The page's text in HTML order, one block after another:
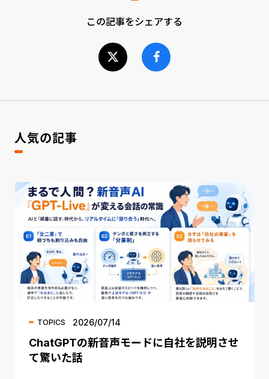
この記事をシェアする
人気の記事
TOPICS 2026/07/14
ChatGPTの新音声モードに自社を説明させ
て驚いた話